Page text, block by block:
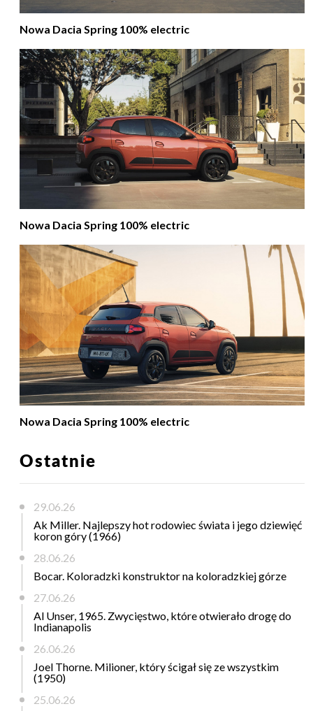
Nowa Dacia Spring 100% electric
Nowa Dacia Spring 100% electric
Nowa Dacia Spring 100% electric
Ostatnie
29.06.26
Ak Miller. Najlepszy hot rodowiec świata i jego dziewięć
koron góry (1966)
28.06.26
Bocar. Koloradzki konstruktor na koloradzkiej górze
27.06.26
Al Unser, 1965. Zwycięstwo, które otwierało drogę do
Indianapolis
26.06.26
Joel Thorne. Milioner, który ścigał się ze wszystkim
(1950)
25.06.26